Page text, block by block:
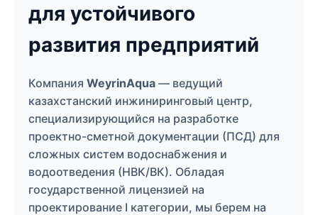
для устойчивого
развития предприятий
Компания WeyrinAqua — ведущий
казахстанский инжиниринговый центр,
специализирующийся на разработке
проектно-сметной документации (ПСД) для
сложных систем водоснабжения и
водоотведения (НВК/ВК). Обладая
государственной лицензией на
проектирование I категории, мы берем на